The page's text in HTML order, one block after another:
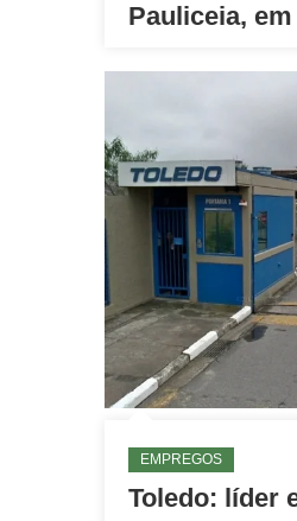
Pauliceia,
EMPREGOS
Toledo: líder